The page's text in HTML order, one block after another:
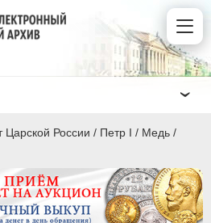
Царской России / Пeтр I / Медь /